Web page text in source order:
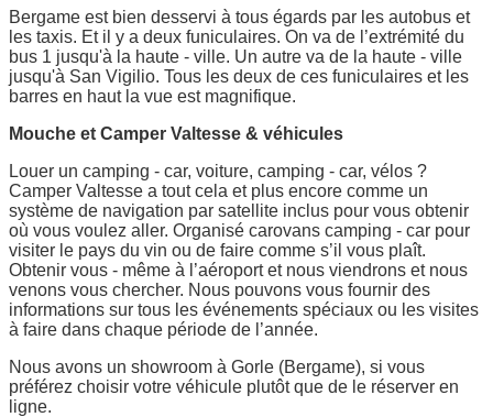
Bergame est bien desservi à tous égards par les autobus et
les taxis. Et il y a deux funiculaires. On va de l’extrémité du
bus 1 jusqu'à la haute - ville. Un autre va de la haute - ville
jusqu'à San Vigilio. Tous les deux de ces funiculaires et les
barres en haut la vue est magnifique.
Mouche et Camper Valtesse & véhicules
Louer un camping - car, voiture, camping - car, vélos ?
Camper Valtesse a tout cela et plus encore comme un
système de navigation par satellite inclus pour vous obtenir
où vous voulez aller. Organisé carovans camping - car pour
visiter le pays du vin ou de faire comme s’il vous plaît.
Obtenir vous - même à l’aéroport et nous viendrons et nous
venons vous chercher. Nous pouvons vous fournir des
informations sur tous les événements spéciaux ou les visites
à faire dans chaque période de l’année.
Nous avons un showroom à Gorle (Bergame), si vous
préférez choisir votre véhicule plutôt que de le réserver en
ligne.